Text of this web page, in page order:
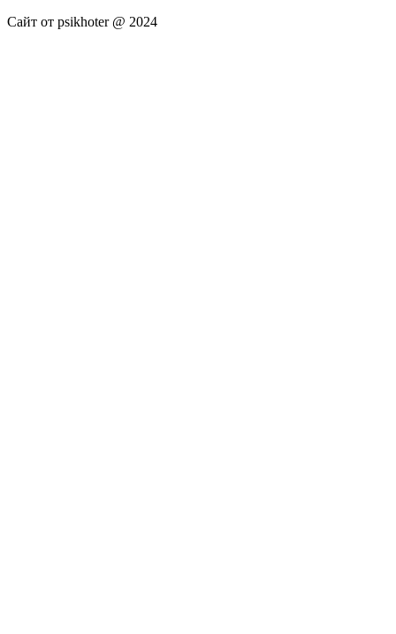
Сайт от psikhoter @ 2024